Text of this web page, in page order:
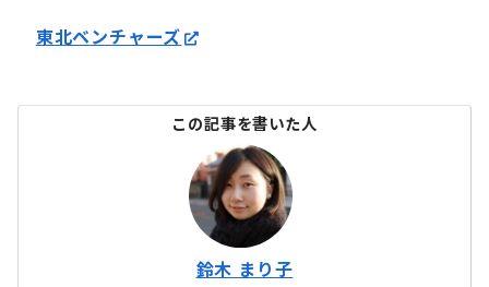
東北ベンチャーズ
この記事を書いた人
鈴木 まり子